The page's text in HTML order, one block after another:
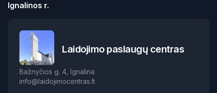
Ignalinos r.
Laidojimo paslaugų centras
Bažnyčios g. 4, Ignalina
info@laidojimocentras.lt